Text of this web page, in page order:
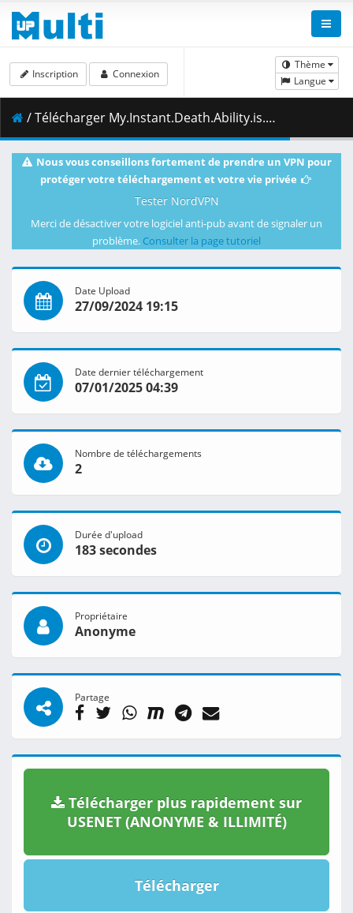
Thème
Langue
Inscription Connexion
/ Télécharger My.Instant.Death.Ability.is.Overpowered.S01E11.Phase.2.1080p.HIDIVE.WEB-DL.DUAL.AAC2.0.H.264.MSubs-ToonsHub.mkv.001 ( 475.18 MB )
Nous vous conseillons fortement de prendre un VPN pour
protéger votre téléchargement et votre vie privée
Tester NordVPN
Merci de désactiver votre logiciel anti-pub avant de signaler un
problème. Consulter la page tutoriel
Date Upload
27/09/2024 19:15
Date dernier téléchargement
07/01/2025 04:39
Nombre de téléchargements
2
Durée d'upload
183 secondes
Propriétaire
Anonyme
Partage
Télécharger plus rapidement sur
USENET (ANONYME & ILLIMITÉ)
Télécharger